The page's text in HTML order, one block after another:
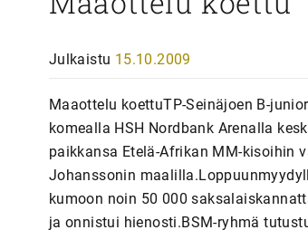
Julkaistu 15.10.2009
Maaottelu koettuTP-Seinäjoen B-
komealla HSH Nordbank Arenalla
paikkansa Etelä-Afrikan MM-kisoihin
Johanssonin
kumoon noin 50 000
ja onnistui hienosti.BSM-ryhmä